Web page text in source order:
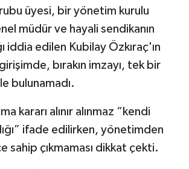
üyesi, bir yönetim kurulu
müdür ve hayali sendikanın
iddia edilen Kubilay Özkıraç'ın
bırakın imzayı, tek bir
bulunamadı.
kararı alınır alınmaz “kendi
ifade edilirken, yönetimden
sahip çıkmaması dikkat çekti.